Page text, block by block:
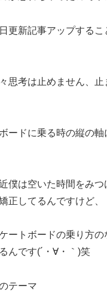
更新記事アップするこ
思考は止めません、止
ードに乗る時の縦の軸
僕は空いた時間をみ
正してるんですけど、
ートボードの乗り方の
んです(´・∀・｀)笑
テーマ